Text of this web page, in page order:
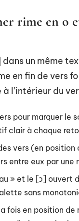
rime en o
un même
en fin de vers
l’intérieur du
pour marquer le
clair à chaque
vers (en
entre eux par une
» et le [ɔ] ouvert
sans
fois en position